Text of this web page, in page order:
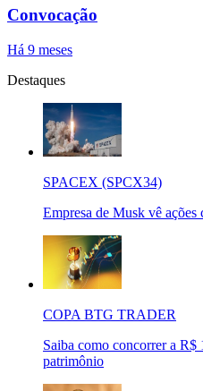
Convocação
Há 9 meses
Destaques
SPACEX (SPCX34)
Empresa de Musk vê ações
COPA BTG TRADER
Saiba como concorrer a
patrimônio